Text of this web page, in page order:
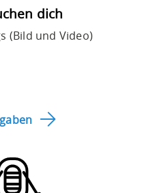
dich
(Bild und Video)